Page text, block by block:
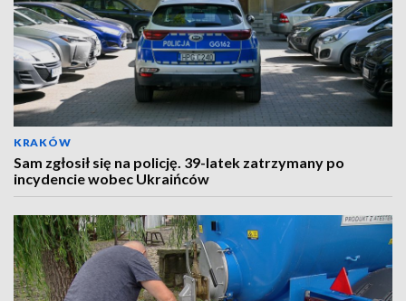
KRAKÓW
Sam zgłosił się na policję. 39-latek zatrzymany po
incydencie wobec Ukraińców